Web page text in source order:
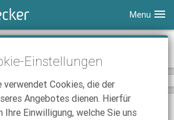
Menu
Klassische Ansicht
Einstellungen
verwendet Cookies, die der
Angebotes dienen. Hierfür
Einwilligung, welche Sie uns